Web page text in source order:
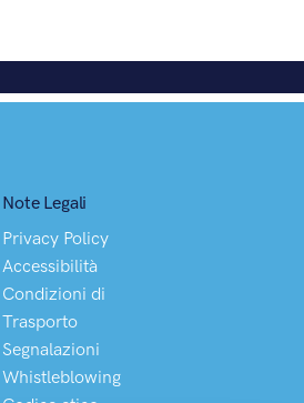
Note Legali
Privacy Policy
Accessibilità
Condizioni di
Trasporto
Segnalazioni
Whistleblowing